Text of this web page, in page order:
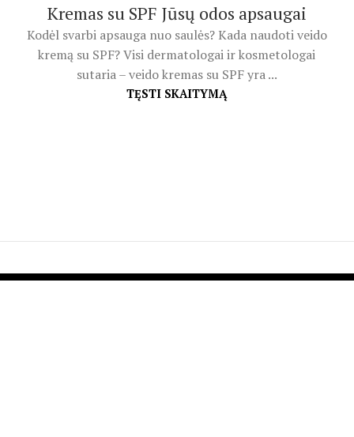
Kremas su SPF Jūsų odos apsaugai
Kodėl svarbi apsauga nuo saulės? Kada naudoti veido
kremą su SPF? Visi dermatologai ir kosmetologai
sutaria – veido kremas su SPF yra ...
TĘSTI SKAITYMĄ